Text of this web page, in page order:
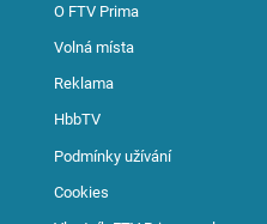
O FTV Prima
Volná místa
Reklama
HbbTV
Podmínky užívání
Cookies